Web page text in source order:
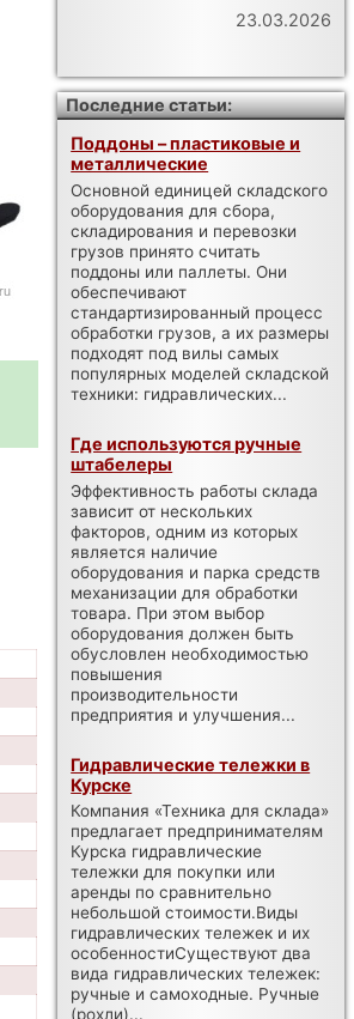
23.03.2026
Последние статьи:
Поддоны – пластиковые и
металлические
Основной единицей складского
оборудования для сбора,
складирования и перевозки
грузов принято считать
поддоны или паллеты. Они
обеспечивают
стандартизированный процесс
обработки грузов, а их размеры
подходят под вилы самых
популярных моделей складской
техники: гидравлических...
Где используются ручные
штабелеры
Эффективность работы склада
зависит от нескольких
факторов, одним из которых
является наличие
оборудования и парка средств
механизации для обработки
товара. При этом выбор
оборудования должен быть
обусловлен необходимостью
повышения
производительности
предприятия и улучшения...
Гидравлические тележки в
Курске
Компания «Техника для склада»
предлагает предпринимателям
Курска гидравлические
тележки для покупки или
аренды по сравнительно
небольшой стоимости.Виды
гидравлических тележек и их
особенностиСуществуют два
вида гидравлических тележек:
ручные и самоходные. Ручные
(рохли)...